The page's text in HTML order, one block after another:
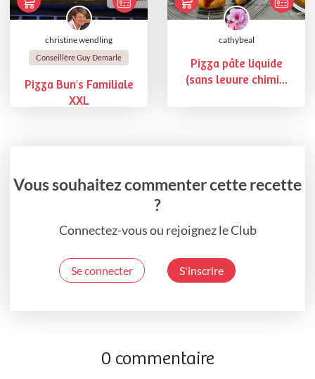
christine wendling
Conseillère Guy Demarle
Pizza Bun's Familiale
XXL
cathybeal
Pizza pâte liquide
(sans levure chimi...
Vous souhaitez commenter cette recette
?
Connectez-vous ou rejoignez le Club
Se connecter S'inscrire
0 commentaire